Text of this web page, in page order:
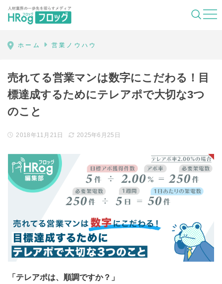
HRog | 人材業界の一歩先を照らすメディ
ホーム 営業ノウハウ
売れてる営業マンは数字にこだわる！目
標達成するためにテレアポで大切な3つ
のこと
2018年11月21日 2025年6月25日
「テレアポは、順調ですか？」